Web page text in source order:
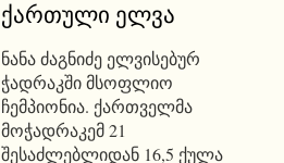
ქართული ელვა
ნანა ძაგნიძე ელვისებურ
ჭადრაკში მსოფლიო
ჩემპიონია. ქართველმა
მოჭადრაკემ 21
შესაძლებლიდან 16,5 ქულა